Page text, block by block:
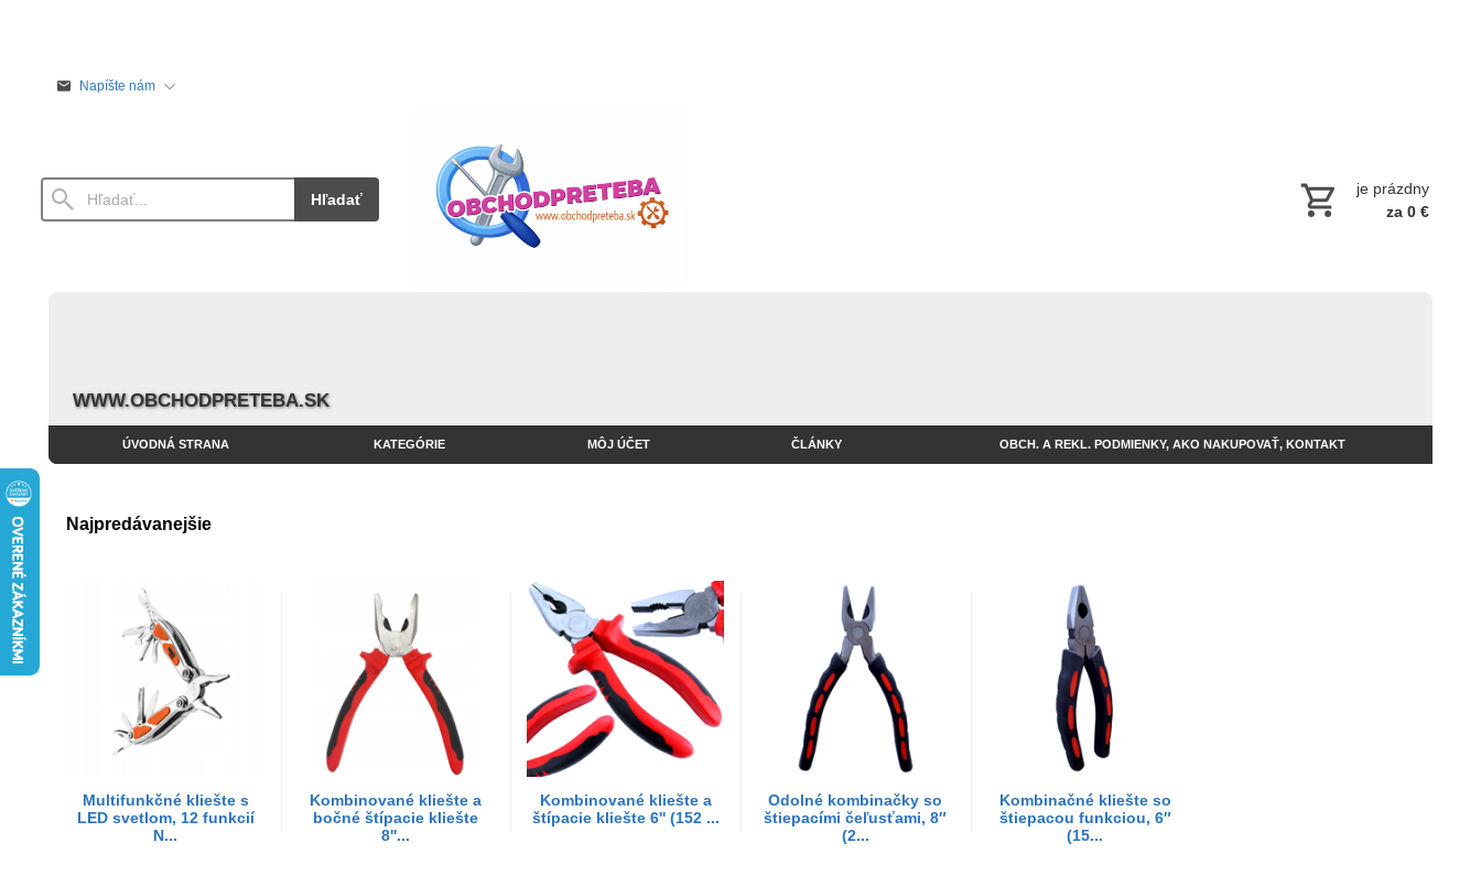
Napíšte nám
Hľadať
je prázdny
za 0 €
WWW.OBCHODPRETEBA.SK
ÚVODNÁ STRANA KATEGÓRIE MÔJ ÚČET ČLÁNKY OBCH. A REKL. PODMIENKY, AKO NAKUPOVAŤ, KONTAKT
Najpredávanejšie
Multifunkčné kliešte s
LED svetlom, 12 funkcií
N...
Kombinované kliešte a
bočné štípacie kliešte
8''...
Kombinované kliešte a
štípacie kliešte 6'' (152 ...
Odolné kombinačky so
štiepacími čeľusťami, 8″
(2...
Kombinačné kliešte so
štiepacou funkciou, 6″
(15...